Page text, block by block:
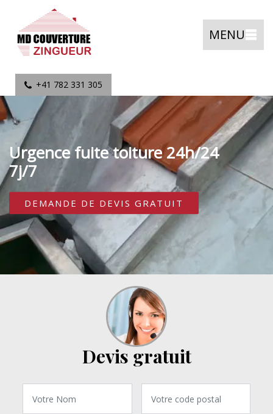
MENU
+41 782 331 305
Urgence fuite toiture 24h/24
7j/7
DEMANDE DE DEVIS GRATUIT
Devis gratuit